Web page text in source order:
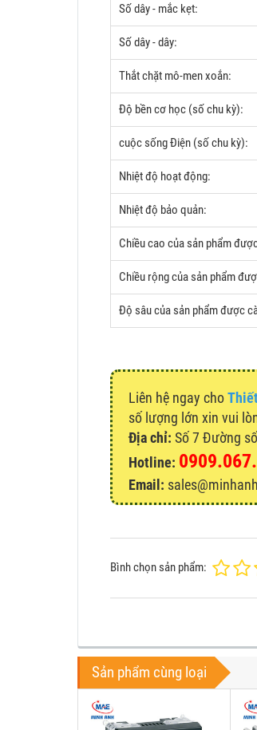
Số dây - mắc kẹt:
Số dây - dây:
Thắt chặt mô-men xoắn:
Độ bền cơ học (số chu kỳ):
cuộc sống Điện (số chu kỳ):
Nhiệt độ hoạt động:
Nhiệt độ bảo quản:
Chiều cao của sản phẩm
Chiều rộng của sản phẩm
Độ sâu của sản phẩm được
Liên hệ ngay cho
số lượng lớn xin vui
Địa chỉ: Số 7 Đường
Hotline:
Email:
Bình chọn sản phẩm:
Sản phẩm cùng loại